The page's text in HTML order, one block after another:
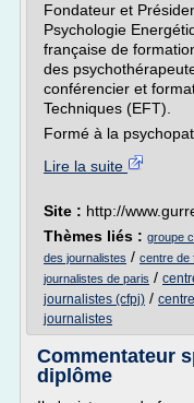
Fondateur et
Psychologie
française de
des
conférencier et
Techniques (EFT).
Formé à la
Lire la suite
Site : http://
Thèmes liés : groupe
des journalistes / centre de
journalistes de paris /
journalistes (cfpj) /
journalistes
Commentateur
diplôme